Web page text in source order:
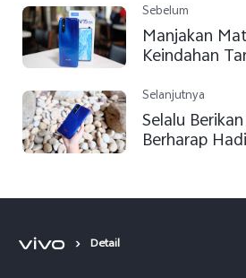
Sebelum
Manjakan
Keindahan
Selanjutnya
Selalu
Berharap
Detail